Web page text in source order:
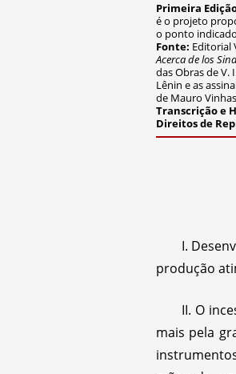
Primeira
é o projeto
o ponto
Fonte: Editorial
Acerca de los
das Obras de V.
Lênin e as
de Mauro
Transcrição e
Direitos de
I.
produção
II. O
mais pela